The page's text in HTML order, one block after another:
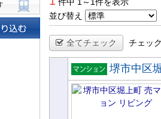
並び替え
全てチェック チェッ
売マンシ
ョン
堺市中区